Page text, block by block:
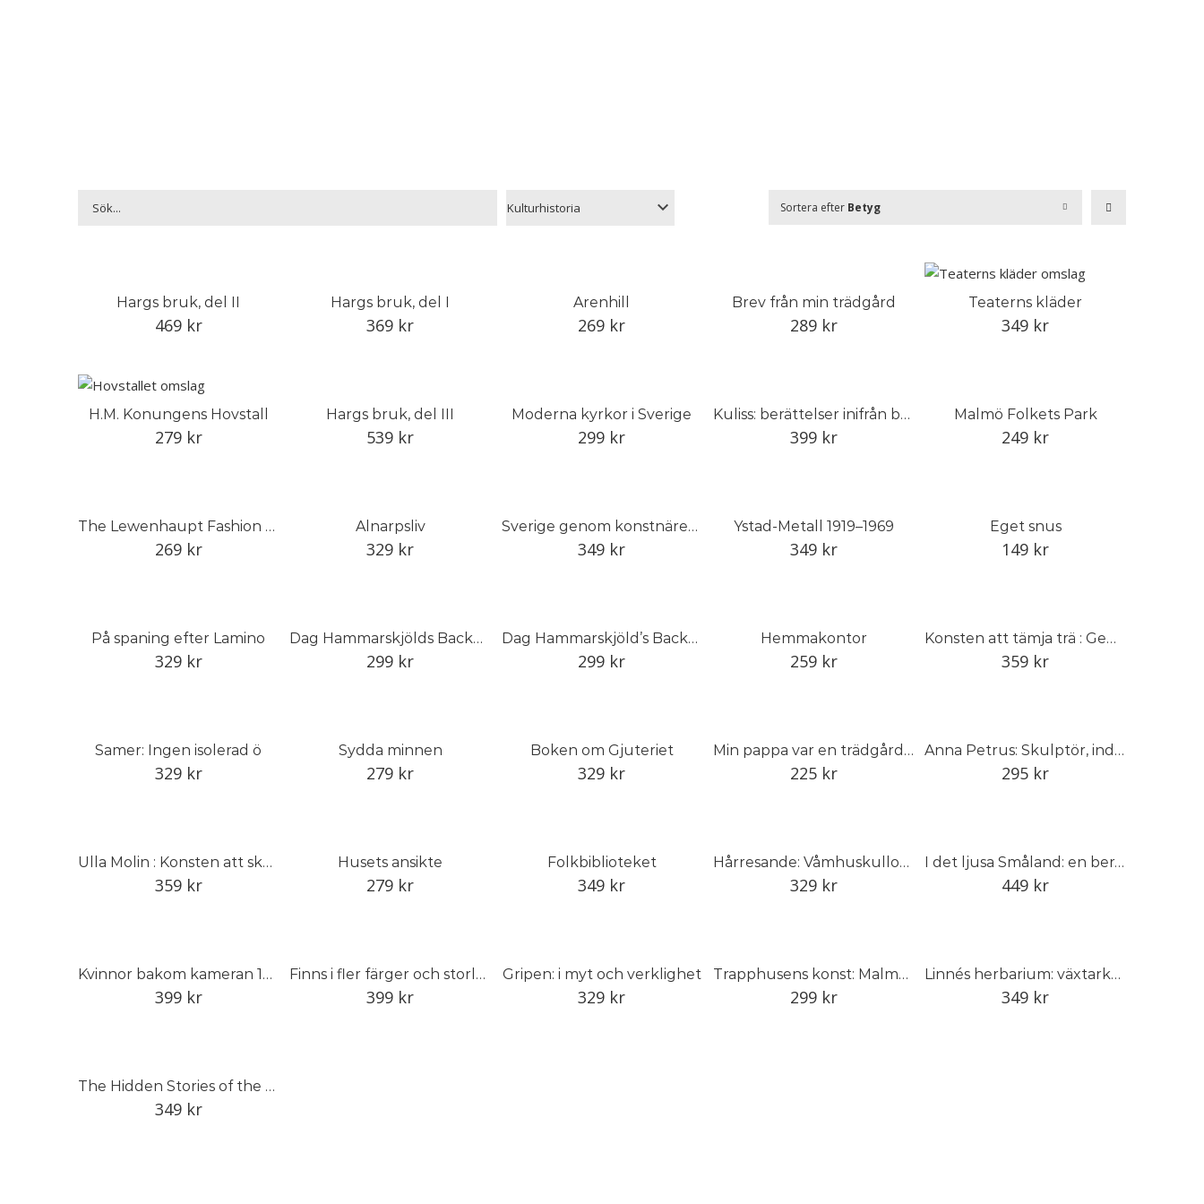
Sortera efter Betyg
Hargs bruk, del II
469 kr
Hargs bruk, del I
369 kr
Arenhill
269 kr
Brev från min trädgård
289 kr
Teaterns kläder
349 kr
H.M. Konungens Hovstall
279 kr
Hargs bruk, del III
539 kr
Moderna kyrkor i Sverige
299 kr
Kuliss: berättelser inifrån baletten
399 kr
Malmö Folkets Park
249 kr
The Lewenhaupt Fashion Collection
269 kr
Alnarpsliv
329 kr
Sverige genom konstnärens öga
349 kr
Ystad-Metall 1919–1969
349 kr
Eget snus
149 kr
På spaning efter Lamino
329 kr
Dag Hammarskjölds Backåkra: Platsens magi och föremålens historia
299 kr
Dag Hammarskjöld’s Backåkra: The Magic of the Place and the History of its Objects
299 kr
Hemmakontor
259 kr
Konsten att tämja trä : Gemla och den svenska möbelindustrin
359 kr
Samer: Ingen isolerad ö
329 kr
Sydda minnen
279 kr
Boken om Gjuteriet
329 kr
Min pappa var en trädgårdens mästare
225 kr
Anna Petrus: Skulptör, industrikonstnär och pionjär
295 kr
Ulla Molin : Konsten att skapa den tidlösa trädgården
359 kr
Husets ansikte
279 kr
Folkbiblioteket
349 kr
Hårresande: Våmhuskullornas hårsmycken och vandringar
329 kr
I det ljusa Småland: en berättelse om Smålands trädgård
449 kr
Kvinnor bakom kameran 1848–1968
399 kr
Finns i fler färger och storlekar
399 kr
Gripen: i myt och verklighet
329 kr
Trapphusens konst: Malmö 1930–1940
299 kr
Linnés herbarium: växtarkens dolda historia
349 kr
The Hidden Stories of the Linnean Herbarium
349 kr